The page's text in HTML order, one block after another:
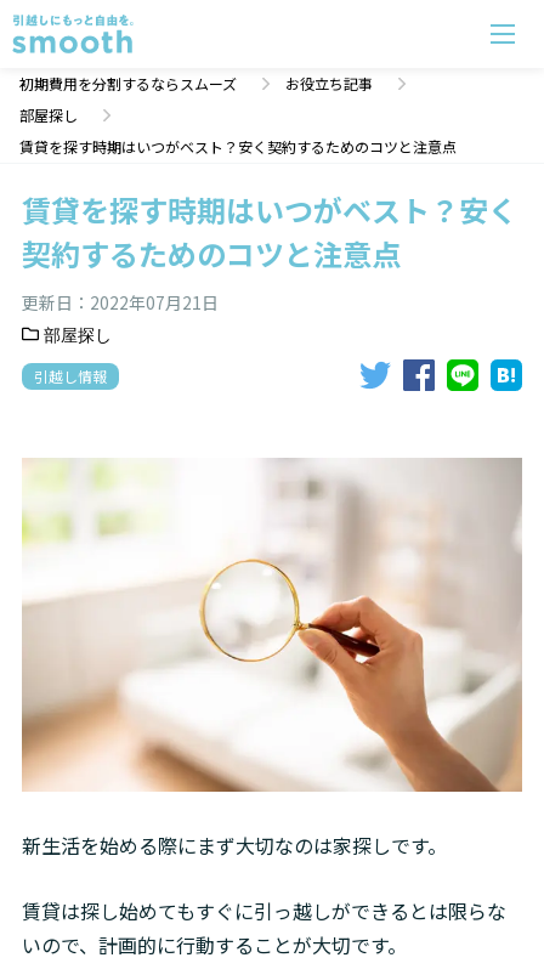
初期費用を分割するならスムーズ
お役立ち記事
部屋探し
賃貸を探す時期はいつがベスト？安く契約するためのコツと注意点
賃貸を探す時期はいつがベスト？安く
契約するためのコツと注意点
更新日： 2022年07月21日
部屋探し
引越し情報
新生活を始める際にまず大切なのは家探しです。
賃貸は探し始めてもすぐに引っ越しができるとは限らな
いので、計画的に行動することが大切です。